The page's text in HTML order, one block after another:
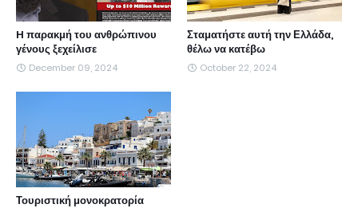
H παρακμή του ανθρώπινου
γένους ξεχείλισε
December 09, 2024
Σταματήστε αυτή την Ελλάδα,
θέλω να κατέβω
October 22, 2024
Τουριστική μονοκρατορία